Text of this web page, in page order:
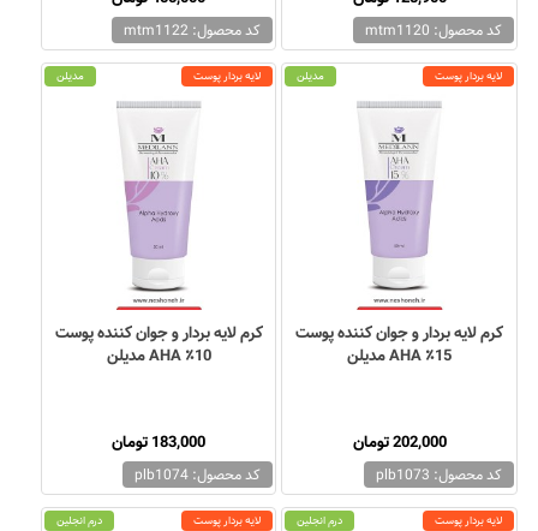
کد محصول: mtm1120 کد محصول: mtm1122
لایه بردار پوست
کد محصول: plb1073
مدیلن
کرم لایه بردار و جوان کننده پوست
AHA ٪15 مدیلن
202,000 تومان
لایه بردار پوست
کد محصول: plb1074
مدیلن
کرم لایه بردار و جوان کننده پوست
AHA ٪10 مدیلن
183,000 تومان
لایه بردار پوست درم انجلین لایه بردار پوست درم انجلین